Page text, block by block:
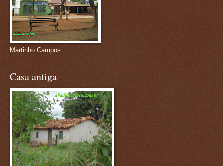
Martinho Campos
Casa antiga